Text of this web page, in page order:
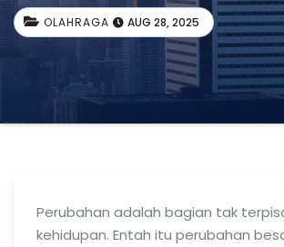
OLAHRAGA AUG 28, 2025
Perubahan adalah bagian tak
kehidupan. Entah itu perubahan